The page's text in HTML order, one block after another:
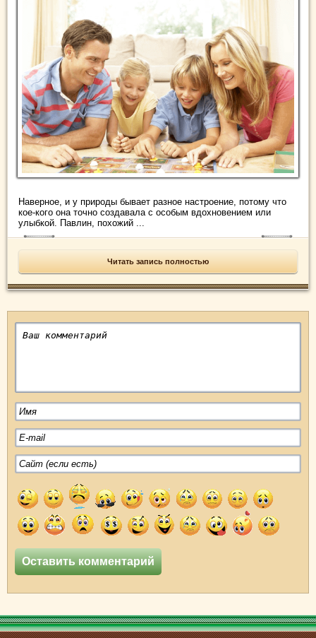
Наверное, и у природы бывает разное настроение, потому что
кое-кого она точно создавала с особым вдохновением или
улыбкой. Павлин, похожий ...
Читать запись полностью